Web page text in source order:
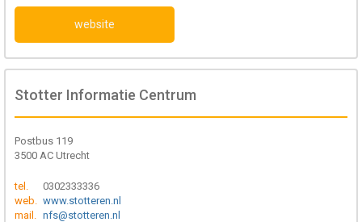
website
Stotter Informatie Centrum
Postbus 119
3500 AC Utrecht
tel.
0302333336
web. www.stotteren.nl
mail. nfs@stotteren.nl